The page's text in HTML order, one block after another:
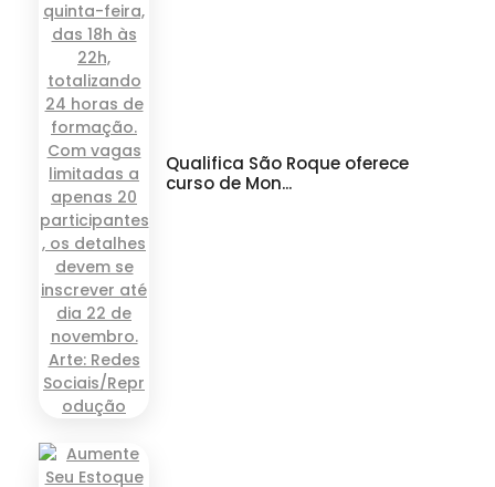
Qualifica São Roque oferece
curso de Mon...